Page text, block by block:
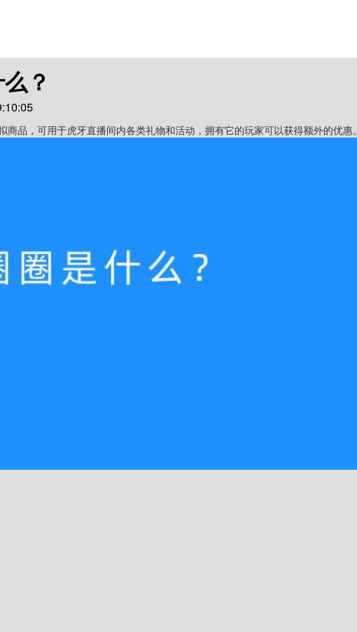
？
商品，可用于虎牙直播间内各类礼物和活动，拥有它的玩家可以获得额外的优惠。